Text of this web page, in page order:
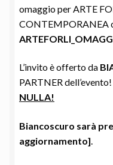
omaggio per ARTE
CONTEMPORANEA
L’invito è offerto da
PARTNER dell’evento!
NULLA!
Biancoscuro sarà
aggiornamento].